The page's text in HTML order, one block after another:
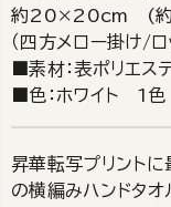
約20×20cm (
（四方メロー掛け/ロ
■素材：表ポリエス
■色：ホワイト 1色
昇華転写プリントに
の横編みハンドタ